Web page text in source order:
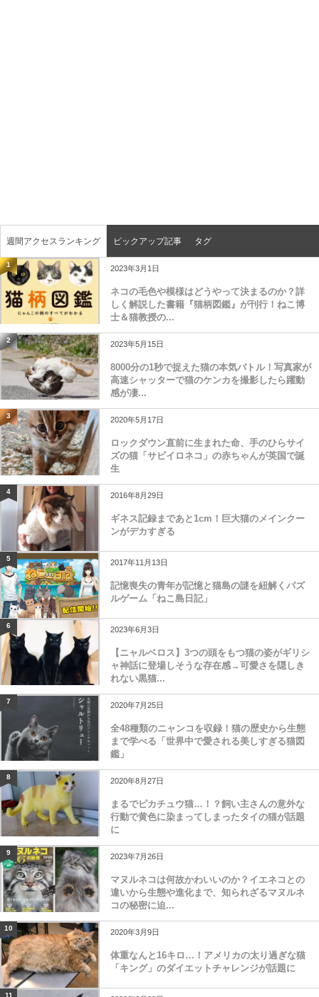
週間アクセスランキング ピックアップ記事 タグ
1 2023年3月1日
ネコの毛色や模様はどうやって決まるのか？詳
しく解説した書籍『猫柄図鑑』が刊行！ねこ博
士＆猫教授の...
2 2023年5月15日
8000分の1秒で捉えた猫の本気バトル！写真家が
高速シャッターで猫のケンカを撮影したら躍動
感が凄...
3 2020年5月17日
ロックダウン直前に生まれた命、手のひらサイ
ズの猫「サビイロネコ」の赤ちゃんが英国で誕
生
4 2016年8月29日
ギネス記録まであと1cm！巨大猫のメインクー
ンがデカすぎる
5 2017年11月13日
記憶喪失の青年が記憶と猫島の謎を紐解くパズ
ルゲーム「ねこ島日記」
6 2023年6月3日
【ニャルベロス】3つの頭をもつ猫の姿がギリシ
ャ神話に登場しそうな存在感→可愛さを隠しき
れない黒猫...
7 2020年7月25日
全48種類のニャンコを収録！猫の歴史から生態
まで学べる「世界中で愛される美しすぎる猫図
鑑」
8 2020年8月27日
まるでピカチュウ猫…！？飼い主さんの意外な
行動で黄色に染まってしまったタイの猫が話題
に
9 2023年7月26日
マヌルネコは何故かわいいのか？イエネコとの
違いから生態や進化まで、知られざるマヌルネ
コの秘密に迫...
10 2020年3月9日
体重なんと16キロ…！アメリカの太り過ぎな猫
「キング」のダイエットチャレンジが話題に
11